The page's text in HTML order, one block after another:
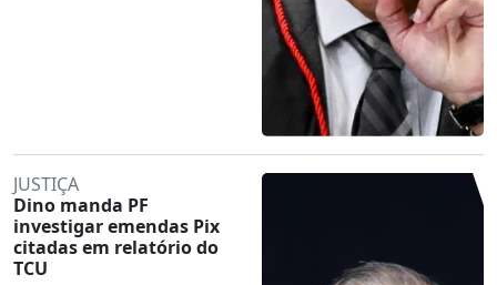
JUSTIÇA
Dino manda PF
investigar emendas Pix
citadas em relatório do
TCU